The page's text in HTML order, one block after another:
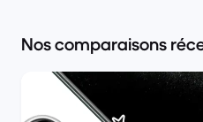
Nos comparaisons